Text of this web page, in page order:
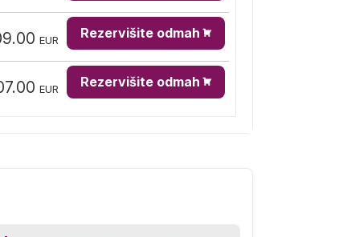
EUR Rezervišite odmah
EUR Rezervišite odmah